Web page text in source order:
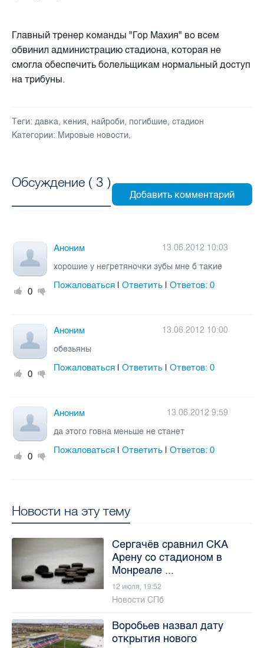
Главный тренер команды "Гор Махия" во всем
обвинил администрацию стадиона, которая не
смогла обеспечить болельщикам нормальный доступ
на трибуны.
Теги: давка, кения, найроби, погибшие, стадион
Категории: Мировые новости,
Обсуждение ( 3 )
0
Аноним
13.06.2012 10:03
хорошие у негретяночки зубы мне б такие
Пожаловаться |Ответить |Ответов:0
0
Аноним
13.06.2012 10:00
обезьяны
Пожаловаться |Ответить |Ответов:0
0
Аноним
13.06.2012 9:59
да этого говна меньше не станет
Пожаловаться |Ответить |Ответов:0
Новости на эту тему
Сергачёв сравнил СКА
Арену со стадионом в
Монреале ...
12 июля, 19:52
Новости СПб
Воробьев назвал дату
открытия нового